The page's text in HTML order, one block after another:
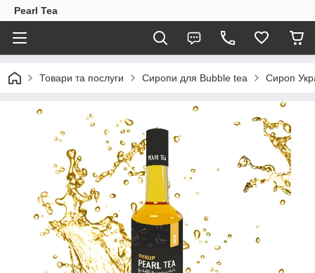
Pearl Tea
Товари та послуги Сиропи для Bubble tea Сироп